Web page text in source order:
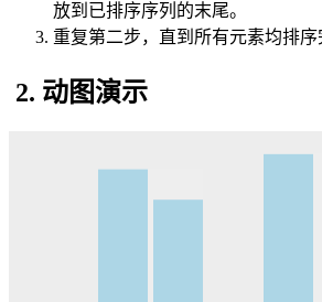
放到已排序序列的末尾。
重复第二步，直到所有元素均排序
2. 动图演示